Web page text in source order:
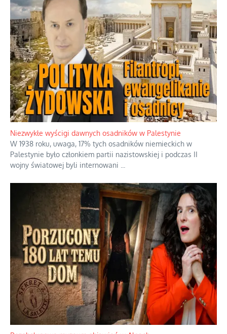
Niezwykłe wyścigi dawnych osadników w Palestynie
W 1938 roku, uwaga, 17% tych osadników niemieckich w
Palestynie było członkiem partii nazistowskiej i podczas II
wojny światowej byli internowani